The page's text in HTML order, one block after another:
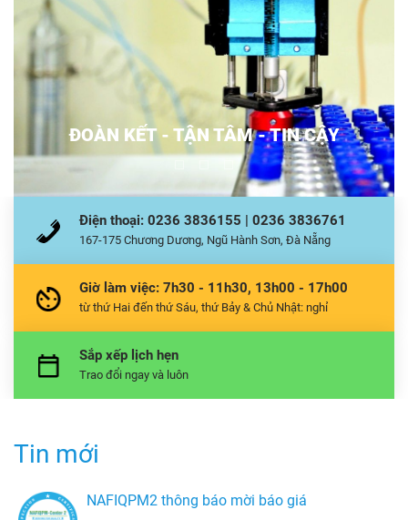
PHỤC VỤ CHẤT LƯỢNG
Điện thoại: 0236 3836155 | 0236 3836761
167-175 Chương Dương, Ngũ Hành Sơn, Đà Nẵng
Giờ làm việc: 7h30 - 11h30, 13h00 - 17h00
từ thứ Hai đến thứ Sáu, thứ Bảy & Chủ Nhật: nghỉ
Sắp xếp lịch hẹn
Trao đổi ngay và luôn
Tin mới
NAFIQPM2 thông báo mời báo giá